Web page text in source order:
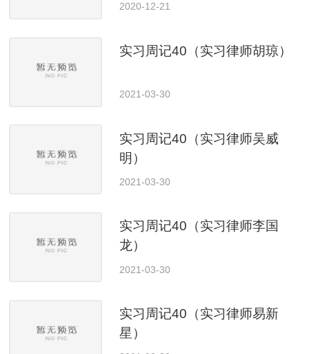
2020-12-21
实习周记40（实习律师胡琼）
2021-03-30
实习周记40（实习律师吴威
明）
2021-03-30
实习周记40（实习律师李国
龙）
2021-03-30
实习周记40（实习律师易新
星）